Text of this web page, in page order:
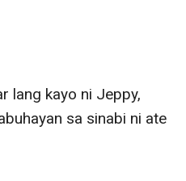
lang kayo ni Jeppy,
sa sinabi ni ate